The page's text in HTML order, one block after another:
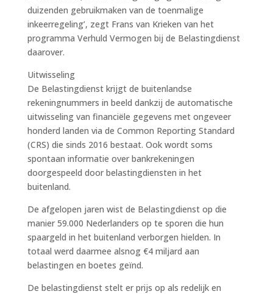
duizenden gebruikmaken van de toenmalige
inkeerregeling’, zegt Frans van Krieken van het
programma Verhuld Vermogen bij de Belastingdienst
daarover.
Uitwisseling
De Belastingdienst krijgt de buitenlandse
rekeningnummers in beeld dankzij de automatische
uitwisseling van financiële gegevens met ongeveer
honderd landen via de Common Reporting Standard
(CRS) die sinds 2016 bestaat. Ook wordt soms
spontaan informatie over bankrekeningen
doorgespeeld door belastingdiensten in het
buitenland.
De afgelopen jaren wist de Belastingdienst op die
manier 59.000 Nederlanders op te sporen die hun
spaargeld in het buitenland verborgen hielden. In
totaal werd daarmee alsnog €4 miljard aan
belastingen en boetes geïnd.
De belastingdienst stelt er prijs op als redelijk en